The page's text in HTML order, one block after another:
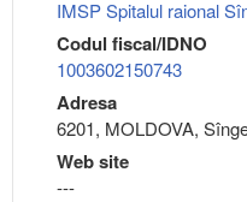
IMSP Spitalul raional
Codul fiscal/IDNO
1003602150743
Adresa
6201, MOLDOVA,
Web site
---